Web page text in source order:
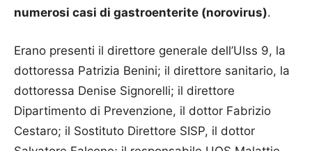
numerosi casi di gastroenterite (norovirus).
Erano presenti il direttore generale dell’Ulss 9, la
dottoressa Patrizia Benini; il direttore sanitario, la
dottoressa Denise Signorelli; il direttore
Dipartimento di Prevenzione, il dottor Fabrizio
Cestaro; il Sostituto Direttore SISP, il dottor